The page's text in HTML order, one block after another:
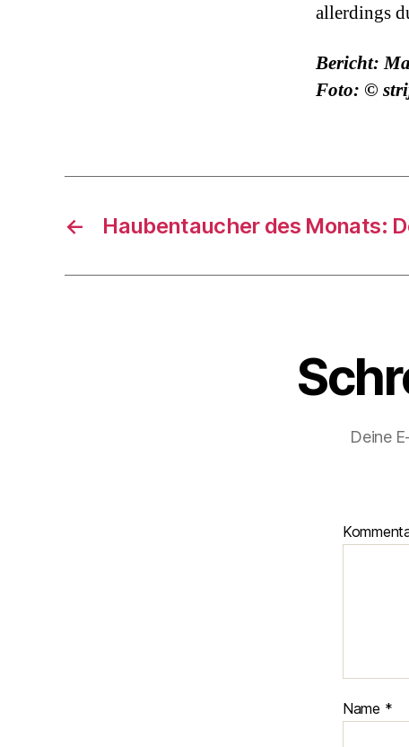
allerdings
Bericht:
Foto: ©
← Haubentaucher des Monats:
Deine
Name *